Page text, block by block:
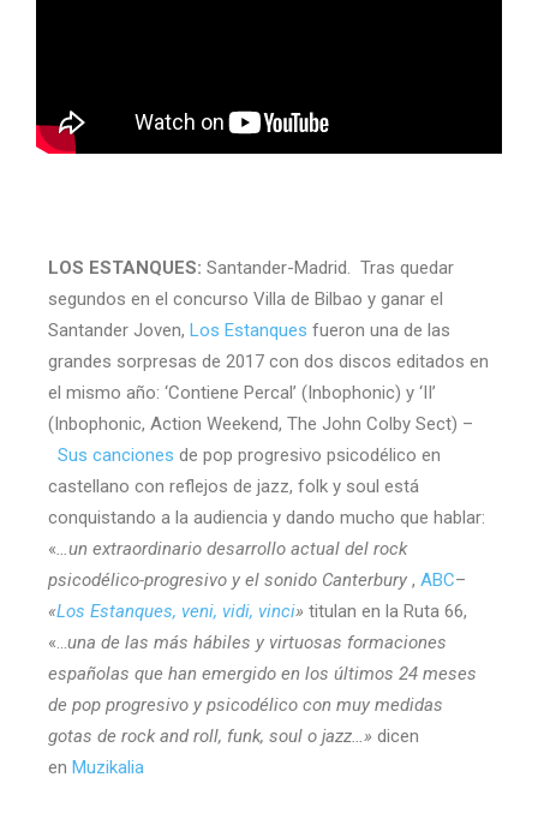
LOS ESTANQUES: Santander-Madrid. Tras quedar
segundos en el concurso Villa de Bilbao y ganar el
Santander Joven, Los Estanques fueron una de las
grandes sorpresas de 2017 con dos discos editados en
el mismo año: ‘Contiene Percal’ (Inbophonic) y ‘II’
(Inbophonic, Action Weekend, The John Colby Sect) –
Sus canciones de pop progresivo psicodélico en
castellano con reflejos de jazz, folk y soul está
conquistando a la audiencia y dando mucho que hablar:
«…un extraordinario desarrollo actual del rock
psicodélico-progresivo y el sonido Canterbury , ABC–
«Los Estanques, veni, vidi, vinci» titulan en la Ruta 66,
«…una de las más hábiles y virtuosas formaciones
españolas que han emergido en los últimos 24 meses
de pop progresivo y psicodélico con muy medidas
gotas de rock and roll, funk, soul o jazz…» dicen
en Muzikalia